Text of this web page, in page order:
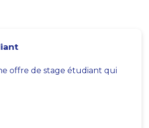
offre de stage étudiant qui